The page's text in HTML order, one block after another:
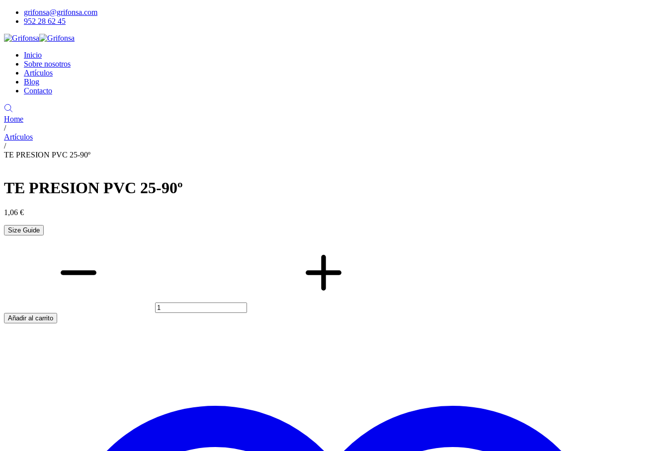
grifonsa@grifonsa.com
952 28 62 45
Inicio
Sobre nosotros
Artículos
Blog
Contacto
Home
/
Artículos
/
TE PRESION PVC 25-90º
TE PRESION PVC 25-90º
1,06 €
Size Guide
Añadir al carrito